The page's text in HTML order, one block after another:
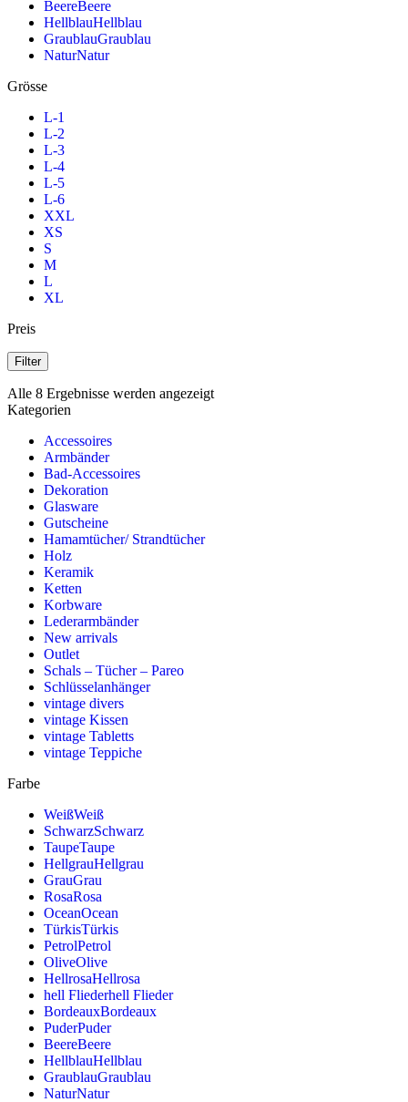
BeereBeere
HellblauHellblau
GraublauGraublau
NaturNatur
Grösse
L-1
L-2
L-3
L-4
L-5
L-6
XXL
XS
S
M
L
XL
Preis
Filter
Alle 8 Ergebnisse werden angezeigt
Kategorien
Accessoires
Armbänder
Bad-Accessoires
Dekoration
Glasware
Gutscheine
Hamamtücher/ Strandtücher
Holz
Keramik
Ketten
Korbware
Lederarmbänder
New arrivals
Outlet
Schals – Tücher – Pareo
Schlüsselanhänger
vintage divers
vintage Kissen
vintage Tabletts
vintage Teppiche
Farbe
WeißWeiß
SchwarzSchwarz
TaupeTaupe
HellgrauHellgrau
GrauGrau
RosaRosa
OceanOcean
TürkisTürkis
PetrolPetrol
OliveOlive
HellrosaHellrosa
hell Fliederhell Flieder
BordeauxBordeaux
PuderPuder
BeereBeere
HellblauHellblau
GraublauGraublau
NaturNatur